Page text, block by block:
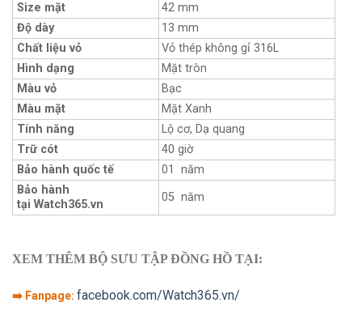
Size mặt
42 mm
Độ dày
13 mm
Chất liệu vỏ
Vỏ thép không gỉ 316L
Hình dạng
Mặt tròn
Màu vỏ
Bạc
Màu mặt
Mặt Xanh
Tính năng
Lộ cơ, Dạ quang
Trữ cót
40 giờ
Bảo hành quốc tế
01 năm
Bảo hành
tại Watch365.vn
05 năm
XEM THÊM BỘ SƯU TẬP ĐỒNG HỒ TẠI:
➡️ Fanpage: facebook.com/Watch365.vn/